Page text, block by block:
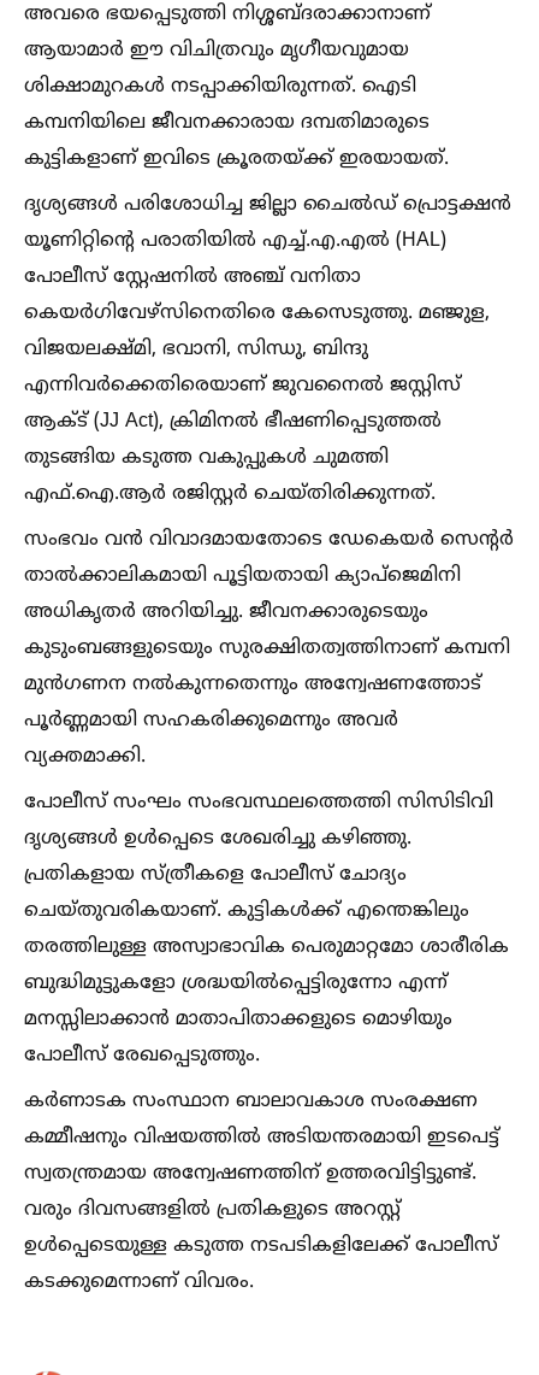
അവരെ ഭയപ്പെടുത്തി നിശ്ശബ്ദരാക്കാനാണ്
ആയാമാർ ഈ വിചിത്രവും മൃഗീയവുമായ
ശിക്ഷാമുറകള്‍ നടപ്പാക്കിയിരുന്നത്. ഐടി
കമ്പനിയിലെ ജീവനക്കാരായ ദമ്പതിമാരുടെ
കുട്ടികളാണ് ഇവിടെ ക്രൂരതയ്ക്ക് ഇരയായത്.
ദൃശ്യങ്ങള്‍ പരിശോധിച്ച ജില്ലാ ചൈല്‍ഡ് പ്രൊട്ടക്ഷൻ
യൂണിറ്റിന്റെ പരാതിയില്‍ എച്ച്‌.എ.എല്‍ (HAL)
പോലീസ് സ്റ്റേഷനില്‍ അഞ്ച് വനിതാ
കെയർഗിവേഴ്സിനെതിരെ കേസെടുത്തു. മഞ്ജുള,
വിജയലക്ഷ്മി, ഭവാനി, സിന്ധു, ബിന്ദു
എന്നിവർക്കെതിരെയാണ് ജുവനൈല്‍ ജസ്റ്റിസ്
ആക്‌ട് (JJ Act), ക്രിമിനല്‍ ഭീഷണിപ്പെടുത്തല്‍
തുടങ്ങിയ കടുത്ത വകുപ്പുകള്‍ ചുമത്തി
എഫ്.ഐ.ആർ രജിസ്റ്റർ ചെയ്തിരിക്കുന്നത്.
സംഭവം വൻ വിവാദമായതോടെ ഡേകെയർ സെന്റർ
താല്‍ക്കാലികമായി പൂട്ടിയതായി ക്യാപ്‌ജെമിനി
അധികൃതർ അറിയിച്ചു. ജീവനക്കാരുടെയും
കുടുംബങ്ങളുടെയും സുരക്ഷിതത്വത്തിനാണ് കമ്പനി
മുൻഗണന നല്‍കുന്നതെന്നും അന്വേഷണത്തോട്
പൂർണ്ണമായി സഹകരിക്കുമെന്നും അവർ
വ്യക്തമാക്കി.
പോലീസ് സംഘം സംഭവസ്ഥലത്തെത്തി സിസിടിവി
ദൃശ്യങ്ങള്‍ ഉള്‍പ്പെടെ ശേഖരിച്ചു കഴിഞ്ഞു.
പ്രതികളായ സ്ത്രീകളെ പോലീസ് ചോദ്യം
ചെയ്തുവരികയാണ്. കുട്ടികള്‍ക്ക് എന്തെങ്കിലും
തരത്തിലുള്ള അസ്വാഭാവിക പെരുമാറ്റമോ ശാരീരിക
ബുദ്ധിമുട്ടുകളോ ശ്രദ്ധയില്‍പ്പെട്ടിരുന്നോ എന്ന്
മനസ്സിലാക്കാൻ മാതാപിതാക്കളുടെ മൊഴിയും
പോലീസ് രേഖപ്പെടുത്തും.
കർണാടക സംസ്ഥാന ബാലാവകാശ സംരക്ഷണ
കമ്മീഷനും വിഷയത്തില്‍ അടിയന്തരമായി ഇടപെട്ട്
സ്വതന്ത്രമായ അന്വേഷണത്തിന് ഉത്തരവിട്ടിട്ടുണ്ട്.
വരും ദിവസങ്ങളില്‍ പ്രതികളുടെ അറസ്റ്റ്
ഉള്‍പ്പെടെയുള്ള കടുത്ത നടപടികളിലേക്ക് പോലീസ്
കടക്കുമെന്നാണ് വിവരം.